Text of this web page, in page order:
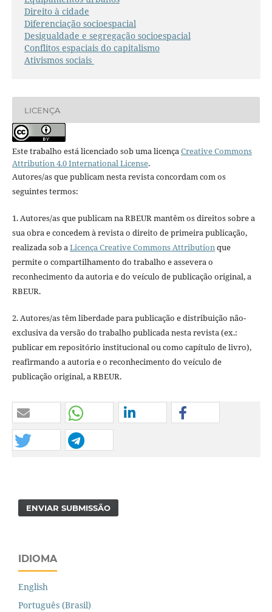
Direito à cidade
Diferenciação socioespacial
Desigualdade e segregação socioespacial
Conflitos espaciais do capitalismo
Ativismos sociais
LICENÇA
Este trabalho está licenciado sob uma licençaCreative Commons
Attribution 4.0 International License.
Autores/as que publicam nesta revista concordam com os
seguintes termos:
1. Autores/as que publicam na RBEUR mantêm os direitos sobre a
sua obra e concedem à revista o direito de primeira publicação,
realizada sob aLicença Creative Commons Attributionque
permite o compartilhamento do trabalho e assevera o
reconhecimento da autoria e do veículo de publicação original, a
RBEUR.
2. Autores/as têm liberdade para publicação e distribuição não-
exclusiva da versão do trabalho publicada nesta revista (ex.:
publicar em repositório institucional ou como capítulo de livro),
reafirmando a autoria e o reconhecimento do veículo de
publicação original, a RBEUR.
ENVIAR SUBMISSÃO
IDIOMA
English
Português (Brasil)